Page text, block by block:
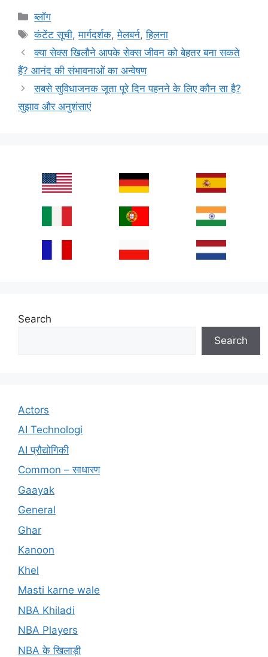
Categories
ब्लॉग
Tags
कंटेंट सूची,मार्गदर्शक,मेलबर्न,हिलना
क्या सेक्स खिलौने आपके सेक्स जीवन को बेहतर बना सकते
हैं? आनंद की संभावनाओं का अन्वेषण
सबसे सुविधाजनक जूता पूरे दिन पहनने के लिए कौन सा है?
सुझाव और अनुशंसाएं
Search
Search
Actors
AI Technologi
AI प्रौद्योगिकी
Common – साधारण
Gaayak
General
Ghar
Kanoon
Khel
Masti karne wale
NBA Khiladi
NBA Players
NBA के खिलाड़ी